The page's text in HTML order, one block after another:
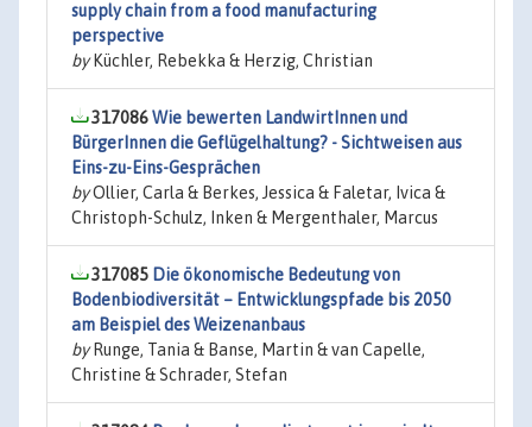
supply chain from a food manufacturing
perspective
byKüchler, Rebekka & Herzig, Christian
317086Wie bewerten LandwirtInnen und
BürgerInnen die Geflügelhaltung? - Sichtweisen aus
Eins-zu-Eins-Gesprächen
byOllier, Carla & Berkes, Jessica & Faletar, Ivica &
Christoph-Schulz, Inken & Mergenthaler, Marcus
317085 Die ökonomische Bedeutung von
Bodenbiodiversität – Entwicklungspfade bis 2050
am Beispiel des Weizenanbaus
byRunge, Tania & Banse, Martin & van Capelle,
Christine & Schrader, Stefan